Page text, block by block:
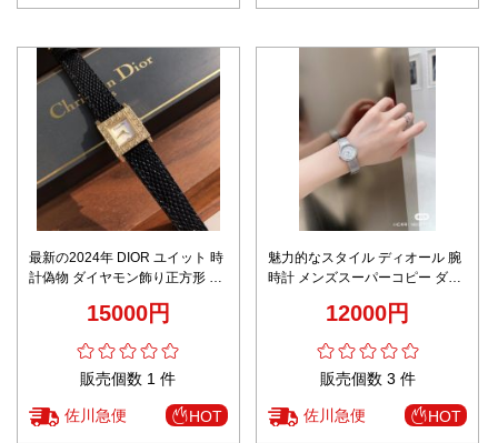
最新の2024年 DIOR ユイット 時
計偽物 ダイヤモン飾り正方形 優
15000円
販売個数 1 件
佐川急便 HOT
魅力的なスタイル ディオール 腕
時計 メンズスーパーコピー ダイ
女性 眩しい シルバー
12000円
販売個数 3 件
佐川急便 HOT